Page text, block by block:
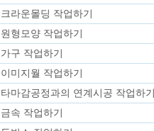
크라운몰딩 작업하기
원형모양 작업하기
가구 작업하기
이미지월 작업하기
타마감공정과의 연계시공 작업하기
금속 작업하기